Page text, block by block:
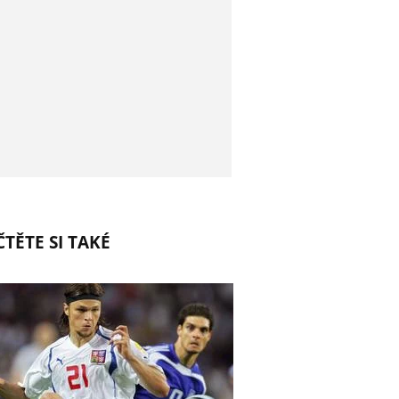
SI TAKÉ